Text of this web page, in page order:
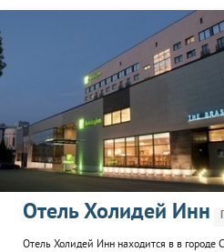
Отель Холидей Инн
Отель Холидей Инн находится в в городе